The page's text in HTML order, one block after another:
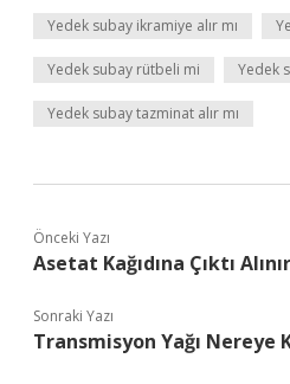
Yedek subay ikramiye alır mı
Yedek subay rütbeli mi Yedek
Yedek subay tazminat alır mı
Önceki Yazı
Asetat Kağıdına Çıktı
Sonraki Yazı
Transmisyon Yağı Nereye